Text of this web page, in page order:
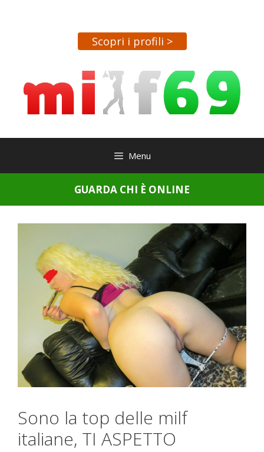
Scopri i profili >
Menu
GUARDA CHI È ONLINE
Sono la top delle milf
italiane, TI ASPETTO